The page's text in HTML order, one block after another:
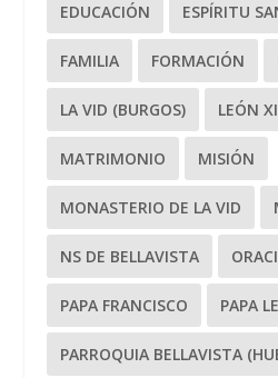
EDUCACIÓN ESPÍRITU
FAMILIA FORMACIÓN
LA VID (BURGOS) LEÓN
MATRIMONIO MISIÓN
MONASTERIO DE LA VID
NS DE BELLAVISTA
PAPA FRANCISCO PAPA
PARROQUIA BELLAVISTA